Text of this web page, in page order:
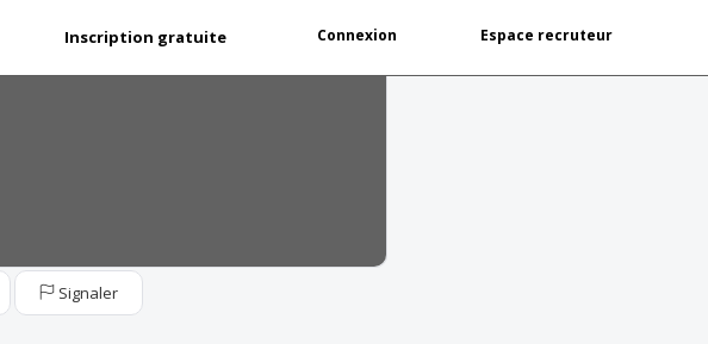
Inscription gratuite Connexion Espace recruteur
Signaler